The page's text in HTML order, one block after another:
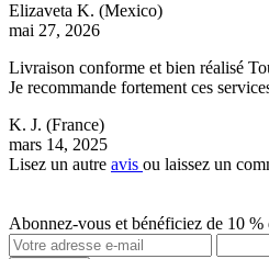
Elizaveta K. (Mexico)
mai 27, 2026
Livraison conforme et bien réalisé
Je recommande fortement ces
K. J. (France)
mars 14, 2025
Lisez un autre avis ou laissez un
Abonnez-vous et bénéficiez de 10 %